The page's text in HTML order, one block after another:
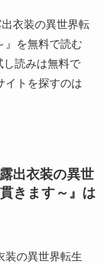
衣装の異世界転
』を無料で読む
読みは無料で
イトを探すのは
出衣装の異世
きます～』は
装の異世界転生